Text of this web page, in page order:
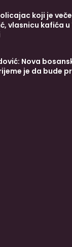
koji je
vlasnicu kafića u
Nova
je da bude